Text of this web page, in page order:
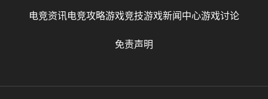
电竞资讯电竞攻略游戏竞技游戏新闻中心游戏讨论
免责声明